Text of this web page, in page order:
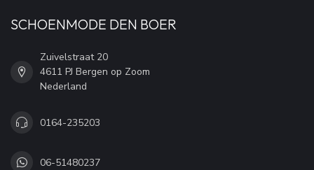
SCHOENMODE DEN BOER
Zuivelstraat 20
4611 PJ Bergen op Zoom
Nederland
0164-235203
06-51480237